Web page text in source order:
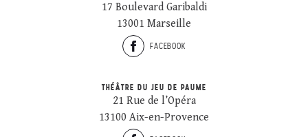
17 Boulevard Garibaldi
13001 Marseille
FACEBOOK
THÉÂTRE DU JEU DE PAUME
21 Rue de l’Opéra
13100 Aix-en-Provence